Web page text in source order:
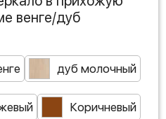
венге/дуб
дуб молочный
Коричневый